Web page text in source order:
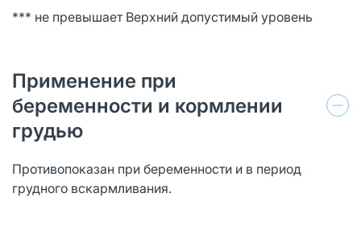
*** не превышает Верхний допустимый уровень
Применение при
беременности и кормлении
грудью
Противопоказан при беременности и в период
грудного вскармливания.